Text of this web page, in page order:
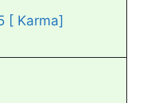
[ Karma]